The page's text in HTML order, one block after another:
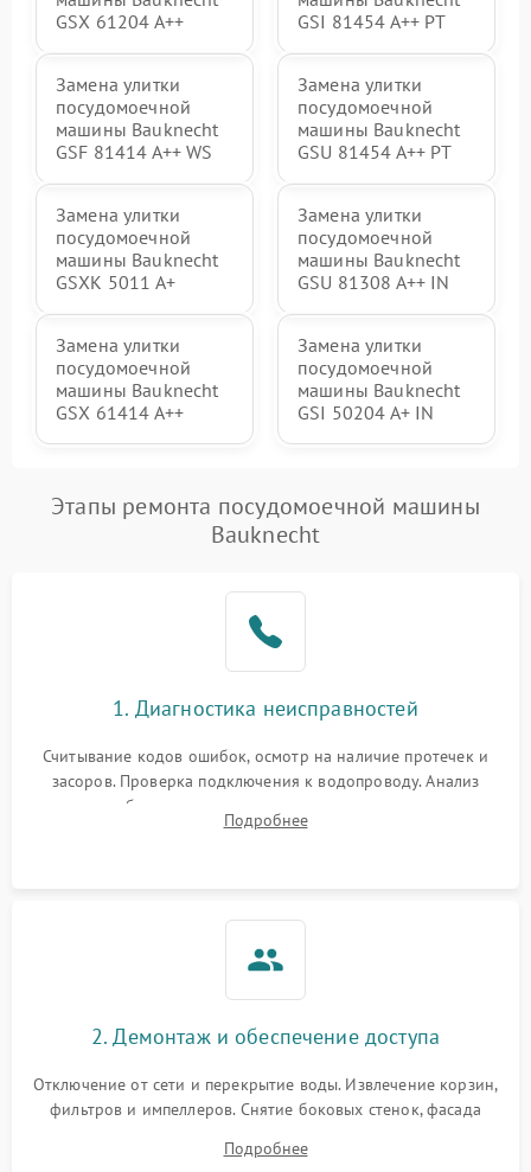
GSX 61204 A++
GSI 81454 A++ PT
Замена улитки
посудомоечной
машины Bauknecht
GSF 81414 A++ WS
Замена улитки
посудомоечной
машины Bauknecht
GSU 81454 A++ PT
Замена улитки
посудомоечной
машины Bauknecht
GSXK 5011 A+
Замена улитки
посудомоечной
машины Bauknecht
GSU 81308 A++ IN
Замена улитки
посудомоечной
машины Bauknecht
GSX 61414 A++
Замена улитки
посудомоечной
машины Bauknecht
GSI 50204 A+ IN
Этапы ремонта посудомоечной машины
Bauknecht
1. Диагностика неисправностей
Считывание кодов ошибок, осмотр на наличие протечек и
засоров. Проверка подключения к водопроводу. Анализ
жалоб на отсутствие слива, нагрева, вращения
разбрызгивателей или срабатывание системы защиты
Подробнее
2. Демонтаж и обеспечение доступа
Отключение от сети и перекрытие воды. Извлечение корзин,
фильтров и импеллеров. Снятие боковых стенок, фасада
циркуляционному насосу, ТЭНу и сливной помпе.
Подробнее